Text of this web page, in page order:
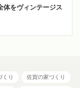
体をヴィンテージス
くり 佐賀の家づくり